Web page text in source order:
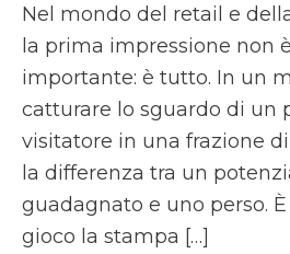
Nel mondo del retail e
la prima impressione non
importante: è tutto. In un
catturare lo sguardo di un
visitatore in una frazione
la differenza tra un
guadagnato e uno perso.
gioco la stampa […]